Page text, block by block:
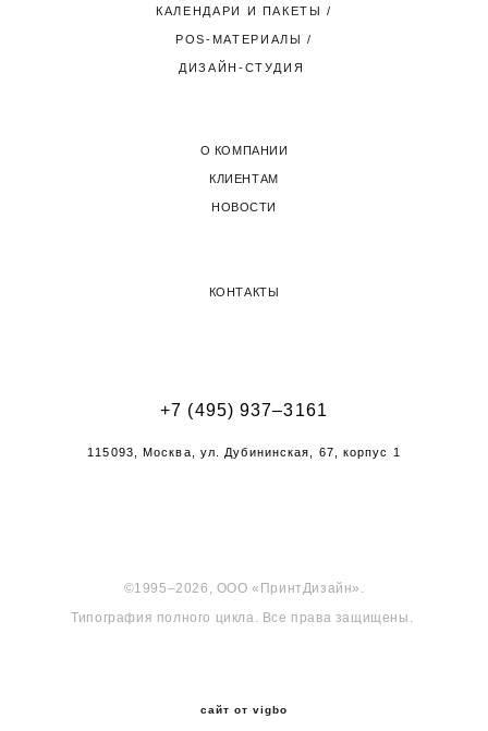
КАЛЕНДАРИ И ПАКЕТЫ /
POS-МАТЕРИАЛЫ /
ДИЗАЙН-СТУДИЯ
О КОМПАНИИ
КЛИЕНТАМ
НОВОСТИ
КОНТАКТЫ
+7 (495) 937–3161
115093, Москва, ул. Дубининская, 67, корпус 1
©1995–2026, ООО «ПринтДизайн».
Типография полного цикла. Все права защищены.
сайт от vigbo